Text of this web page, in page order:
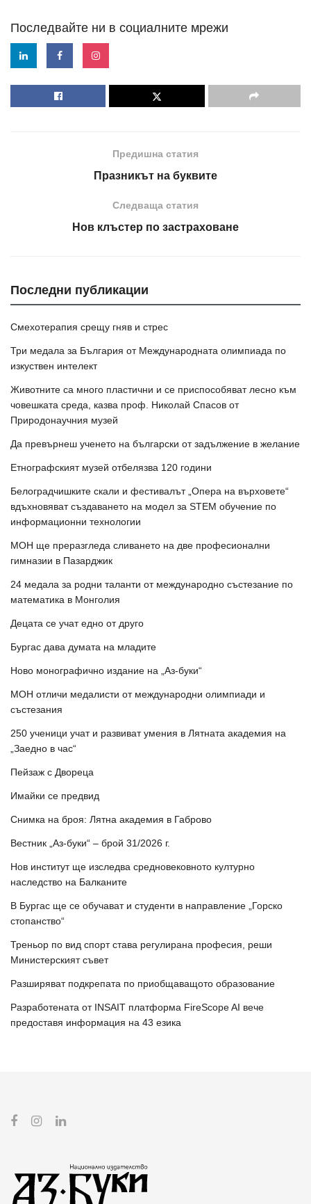
Последвайте ни в социалните мрежи
Предишна статия
Празникът на буквите
Следваща статия
Нов клъстер по застраховане
Последни публикации
Смехотерапия срещу гняв и стрес
Три медала за България от Международната олимпиада по
изкуствен интелект
Животните са много пластични и се приспособяват лесно към
човешката среда, казва проф. Николай Спасов от
Природонаучния музей
Да превърнеш ученето на български от задължение в желание
Етнографският музей отбелязва 120 години
Белоградчишките скали и фестивалът „Опера на върховете“
вдъхновяват създаването на модел за STEM обучение по
информационни технологии
МОН ще преразгледа сливането на две професионални
гимназии в Пазарджик
24 медала за родни таланти от международно състезание по
математика в Монголия
Децата се учат едно от друго
Бургас дава думата на младите
Ново монографично издание на „Аз-буки“
МОН отличи медалисти от международни олимпиади и
състезания
250 ученици учат и развиват умения в Лятната академия на
„Заедно в час“
Пейзаж с Двореца
Имайки се предвид
Снимка на броя: Лятна академия в Габрово
Вестник „Аз-буки“ – брой 31/2026 г.
Нов институт ще изследва средновековното културно
наследство на Балканите
В Бургас ще се обучават и студенти в направление „Горско
стопанство“
Треньор по вид спорт става регулирана професия, реши
Министерският съвет
Разширяват подкрепата по приобщаващото образование
Разработената от INSAIT платформа FireScope AI вече
предоставя информация на 43 езика